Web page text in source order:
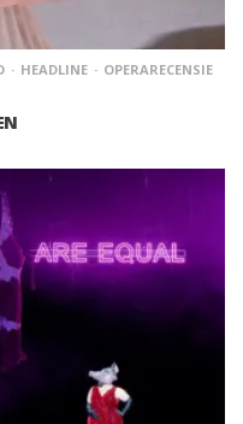
HEADLINE
OPERARECENSIE